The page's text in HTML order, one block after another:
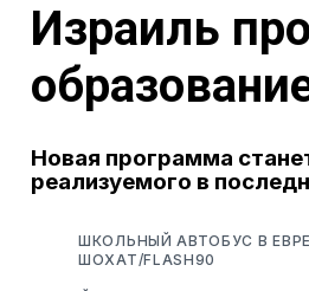
Израиль
Новая программа
реализуемого в
ШКОЛЬНЫЙ АВТОБУС В
ШОХАТ/FLASH90